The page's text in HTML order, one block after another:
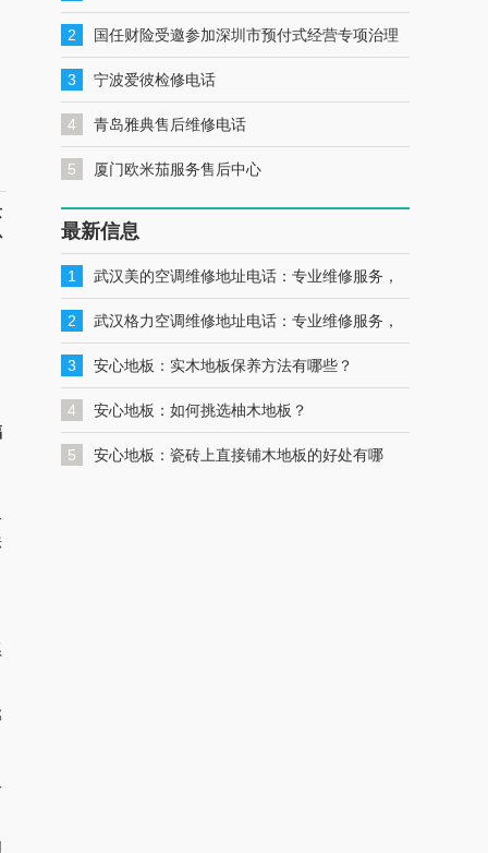
2 国任财险受邀参加深圳市预付式经营专项治理
工作推进会暨预付式经营领域保险签约仪式
3 宁波爱彼检修电话
4 青岛雅典售后维修电话
5 厦门欧米茄服务售后中心
最新信息
1 武汉美的空调维修地址电话：专业维修服务，
一键联系解决您的美的空调问题
2 武汉格力空调维修地址电话：专业维修服务，
一键联系解决您的格力空调问题
3 安心地板：实木地板保养方法有哪些？
4 安心地板：如何挑选柚木地板？
5 安心地板：瓷砖上直接铺木地板的好处有哪